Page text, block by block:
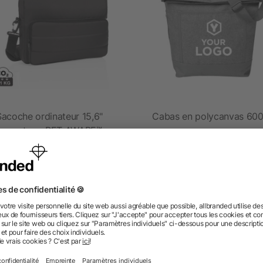
ordinateur 15,6"
en rPET AWARE™
dès 17,29 €
Cabas en polycanvas
questions ? Nous avons les